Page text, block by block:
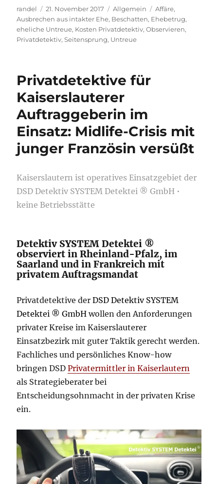
Autor
randel
Veröffentlicht
am
21. November 2017 Kategorien
Allgemein Schlagwörter
Affäre,
Ausbrechen aus intakter Ehe, Beschatten, Ehebetrug,
eheliche Untreue, Kosten Privatdetektiv,Observieren,
Privatdetektiv,Seitensprung, Untreue
Privatdetektive für
Kaiserslauterer
Auftraggeberin im
Einsatz: Midlife-Crisis mit
junger Französin versüßt
Kaiserslautern ist operatives Einsatzgebiet der
DSD Detektiv SYSTEM Detektei ® GmbH •
keine Betriebsstätte
Detektiv SYSTEM Detektei ®
observiert in Rheinland-Pfalz, im
Saarland und in Frankreich mit
privatem Auftragsmandat
Privatdetektive derDSD Detektiv SYSTEM
Detektei ® GmbH wollen den Anforderungen
privater Kreise im Kaiserslauterer
Einsatzbezirk mit guter Taktik gerecht werden.
Fachliches und persönliches Know-how
bringen DSDPrivatermittler in Kaiserlautern
als Strategieberater bei
Entscheidungsohnmacht in der privaten Krise
ein.